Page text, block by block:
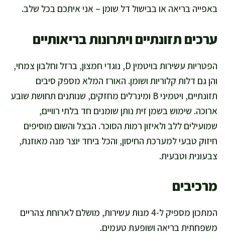
באפייה בריאה או בבישול דל שומן – אני איתכם בכל שלב.
ערכים תזונתיים ויתרונות בריאותיים
הפטריות עשירות בויטמין D, נוגדי חמצון, ברזל וחלבון צמחי,
והן גם דלות קלוריות ושומן. האורז המלא מספק סיבים
תזונתיים, ויטמיני B ומינרלים מחזקים, שנותנים תחושת שובע
ארוכה. שימוש בשמן זית נותן שומנים חד בלתי רוויים,
שמועילים ללב ולאיזון רמות הסוכר. הבצל והשום מוסיפים
חיזוק טבעי למערכת החיסון, והכל ביחד יוצר מנה מאוזנת,
צבעונית וטבעית.
מרכיבים
המתכון מספיק ל-4 מנות עשירות, מושלם לארוחת צהריים
משפחתית בריאה ושופעת טעמים.